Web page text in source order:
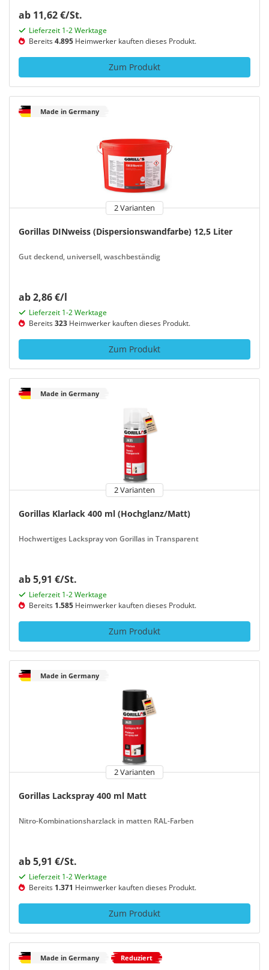
ab 11,62 €/St.
Lieferzeit 1-2 Werktage
Bereits4.895 Heimwerker kauften dieses Produkt.
Zum Produkt
Made in Germany
2 Varianten
Gorillas DINweiss (Dispersionswandfarbe) 12,5 Liter
Gut deckend, universell, waschbeständig
ab 2,86 €/l
Lieferzeit 1-2 Werktage
Bereits323 Heimwerker kauften dieses Produkt.
Zum Produkt
Made in Germany
2 Varianten
Gorillas Klarlack 400 ml (Hochglanz/Matt)
Hochwertiges Lackspray von Gorillas in Transparent
ab 5,91 €/St.
Lieferzeit 1-2 Werktage
Bereits 1.585 Heimwerker kauften dieses Produkt.
Zum Produkt
Made in Germany
2 Varianten
Gorillas Lackspray 400 ml Matt
Nitro-Kombinationsharzlack in matten RAL-Farben
ab 5,91 €/St.
Lieferzeit 1-2 Werktage
Bereits 1.371 Heimwerker kauften dieses Produkt.
Zum Produkt
Made in Germany Reduziert